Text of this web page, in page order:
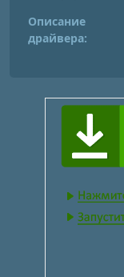
Описание
драйвера: